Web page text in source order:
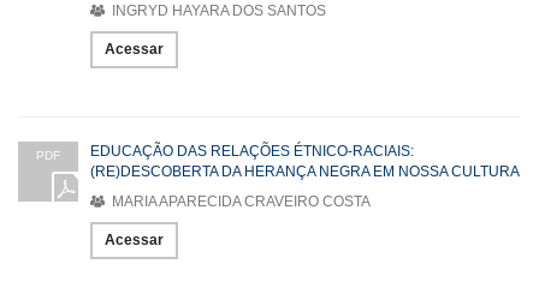
INGRYD HAYARA DOS SANTOS
Acessar
PDF
EDUCAÇÃO DAS RELAÇÕES ÉTNICO-RACIAIS:
(RE)DESCOBERTA DA HERANÇA NEGRA EM NOSSA CULTURA
MARIA APARECIDA CRAVEIRO COSTA
Acessar